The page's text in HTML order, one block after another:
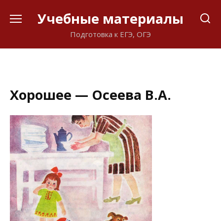
Учебные материалы
Подготовка к ЕГЭ, ОГЭ
Хорошее — Осеева В.А.